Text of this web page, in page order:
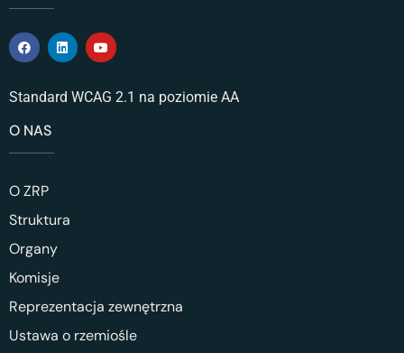
Standard WCAG 2.1 na poziomie AA
O NAS
O ZRP
Struktura
Organy
Komisje
Reprezentacja zewnętrzna
Ustawa o rzemiośle